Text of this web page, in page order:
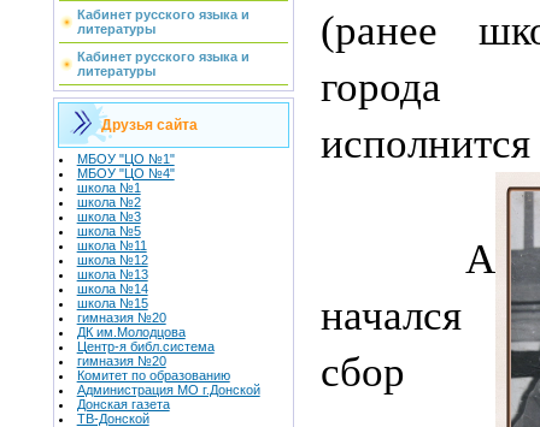
Кабинет русского языка и
литературы
Кабинет русского языка и
литературы
Друзья сайта
МБОУ "ЦО №1"
МБОУ "ЦО №4"
школа №1
школа №2
школа №3
школа №5
школа №11
школа №12
школа №13
школа №14
школа №15
гимназия №20
ДК им.Молодцова
Центр-я библ.система
гимназия №20
Комитет по образованию
Администрация МО г.Донской
Донская газета
ТВ-Донской
(ранее
города
A
начался
сбор